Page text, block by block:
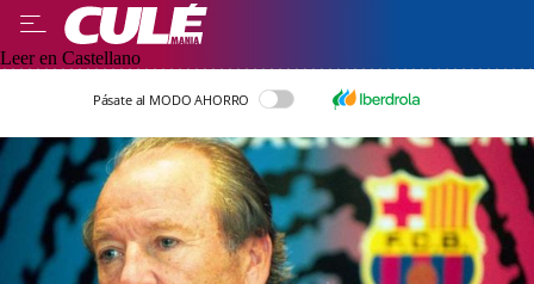
Leer en Castellano
Pásate al MODO AHORRO